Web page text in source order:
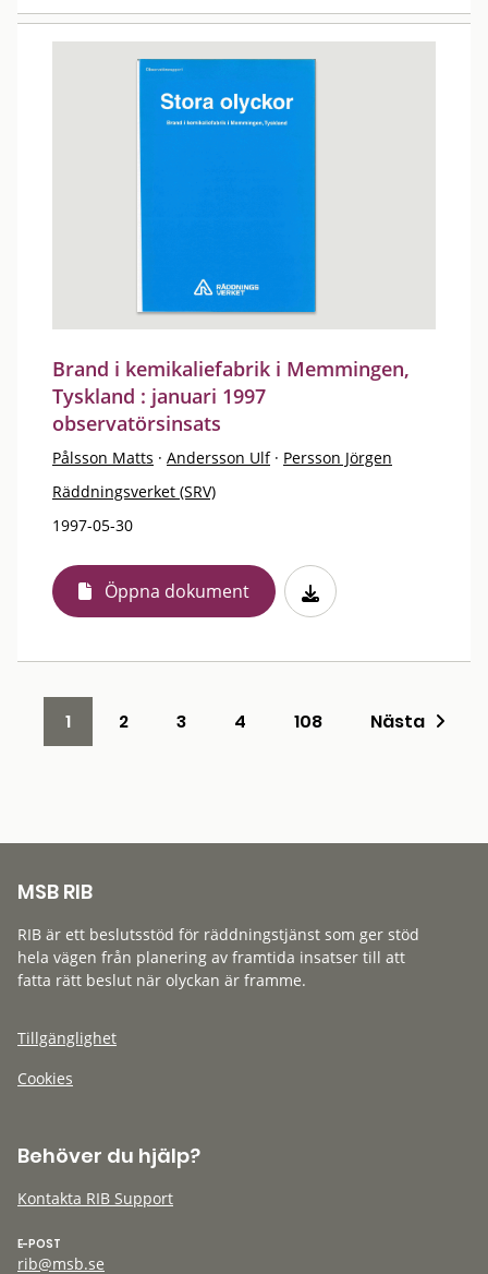
Brand i kemikaliefabrik i Memmingen,
Tyskland : januari 1997
observatörsinsats
Pålsson Matts · Andersson Ulf · Persson Jörgen
Räddningsverket (SRV)
1997-05-30
Öppna dokument
1 2 3 4 108 Nästa
MSB RIB
RIB är ett beslutsstöd för räddningstjänst som ger stöd
hela vägen från planering av framtida insatser till att
fatta rätt beslut när olyckan är framme.
Tillgänglighet
Cookies
Behöver du hjälp?
Kontakta RIB Support
E-POST
rib@msb.se